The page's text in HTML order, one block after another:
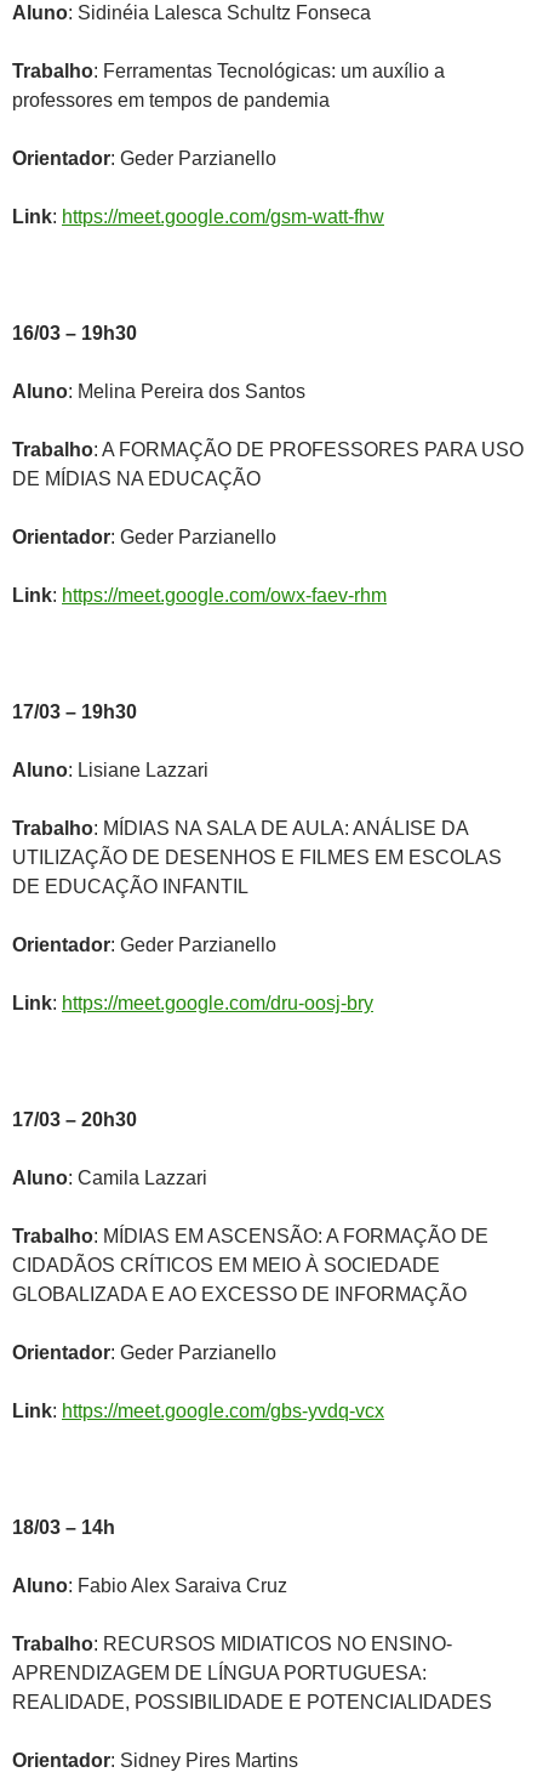
Aluno: Sidinéia Lalesca Schultz Fonseca
Trabalho: Ferramentas Tecnológicas: um auxílio a
professores em tempos de pandemia
Orientador: Geder Parzianello
Link: https://meet.google.com/gsm-watt-fhw
16/03 – 19h30
Aluno: Melina Pereira dos Santos
Trabalho: A FORMAÇÃO DE PROFESSORES PARA USO
DE MÍDIAS NA EDUCAÇÃO
Orientador: Geder Parzianello
Link: https://meet.google.com/owx-faev-rhm
17/03 – 19h30
Aluno: Lisiane Lazzari
Trabalho: MÍDIAS NA SALA DE AULA: ANÁLISE DA
UTILIZAÇÃO DE DESENHOS E FILMES EM ESCOLAS
DE EDUCAÇÃO INFANTIL
Orientador: Geder Parzianello
Link: https://meet.google.com/dru-oosj-bry
17/03 – 20h30
Aluno: Camila Lazzari
Trabalho: MÍDIAS EM ASCENSÃO: A FORMAÇÃO DE
CIDADÃOS CRÍTICOS EM MEIO À SOCIEDADE
GLOBALIZADA E AO EXCESSO DE INFORMAÇÃO
Orientador: Geder Parzianello
Link: https://meet.google.com/gbs-yvdq-vcx
18/03 – 14h
Aluno: Fabio Alex Saraiva Cruz
Trabalho: RECURSOS MIDIATICOS NO ENSINO-
APRENDIZAGEM DE LÍNGUA PORTUGUESA:
REALIDADE, POSSIBILIDADE E POTENCIALIDADES
Orientador: Sidney Pires Martins